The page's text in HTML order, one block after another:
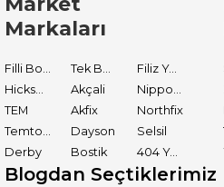
Markaları
Filli Boya Tek Boya
Filiz Yapı Market
Hickson Decor
Akçali
Nippon Paint
TEM
Akfix
Northfix
Temtools
Dayson
Selsil
Derby
Bostik 404 Yapıştırıcı
Blogdan Seçtiklerimiz